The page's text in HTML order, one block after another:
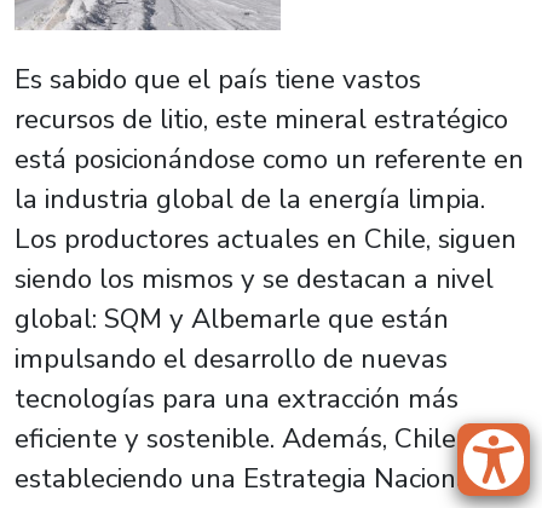
Es sabido que el país tiene vastos
recursos de litio, este mineral estratégico
está posicionándose como un referente en
la industria global de la energía limpia.
Los productores actuales en Chile, siguen
siendo los mismos y se destacan a nivel
global: SQM y Albemarle que están
impulsando el desarrollo de nuevas
tecnologías para una extracción más
eficiente y sostenible. Además, Chile está
estableciendo una Estrategia Nacional del